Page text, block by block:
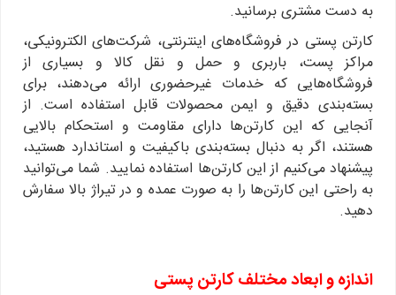
به دست مشتری برسانید.
کارتن پستی در فروشگاه‌های اینترنتی، شرکت‌های الکترونیکی،
مراکز پست، باربری و حمل و نقل کالا و بسیاری از
فروشگاه‌هایی که خدمات غیرحضوری ارائه می‌دهند، برای
بسته‌بندی دقیق و ایمن محصولات قابل استفاده است. از
آنجایی که این کارتن‌ها دارای مقاومت و استحکام بالایی
هستند، اگر به دنبال بسته‌بندی باکیفیت و استاندارد هستید،
پیشنهاد می‌کنیم از این کارتن‌ها استفاده نمایید. شما می‌توانید
به راحتی این کارتن‌ها را به صورت عمده و در تیراژ بالا سفارش
دهید.
اندازه و ابعاد مختلف کارتن پستی